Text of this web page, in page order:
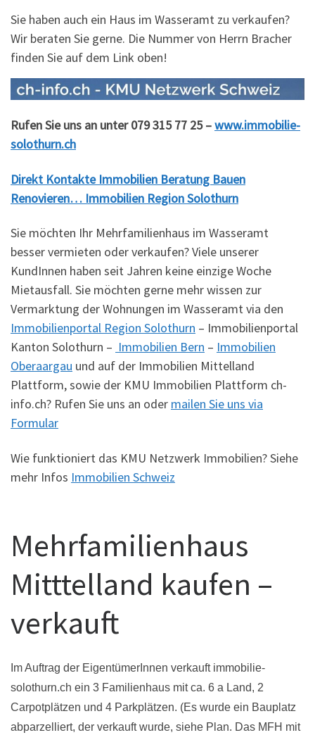
Sie haben auch ein Haus im Wasseramt zu verkaufen?
Wir beraten Sie gerne. Die Nummer von Herrn Bracher
finden Sie auf dem Link oben!
Rufen Sie uns an unter 079 315 77 25 –www.immobilie-
solothurn.ch
Direkt Kontakte Immobilien Beratung Bauen
Renovieren… Immobilien Region Solothurn
Sie möchten Ihr Mehrfamilienhaus im Wasseramt
besser vermieten oder verkaufen? Viele unserer
KundInnen haben seit Jahren keine einzige Woche
Mietausfall. Sie möchten gerne mehr wissen zur
Vermarktung der Wohnungen im Wasseramt via den
Immobilienportal Region Solothurn – Immobilienportal
Kanton Solothurn – Immobilien Bern – Immobilien
Oberaargau und auf der Immobilien Mittelland
Plattform, sowie der KMU Immobilien Plattform ch-
info.ch? Rufen Sie uns an oder mailen Sie uns via
Formular
Wie funktioniert das KMU Netzwerk Immobilien? Siehe
mehr Infos Immobilien Schweiz
Mehrfamilienhaus
Mitttelland kaufen –
verkauft
Im Auftrag der EigentümerInnen verkauft immobilie-
solothurn.ch ein 3 Familienhaus mit ca. 6 a Land, 2
Carpotplätzen und 4 Parkplätzen. (Es wurde ein Bauplatz
abparzelliert, der verkauft wurde, siehe Plan. Das MFH mit